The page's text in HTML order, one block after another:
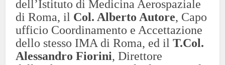
dell’Istituto di Medicina Aerospaziale
di Roma, il Col. Alberto Autore, Capo
ufficio Coordinamento e Accettazione
dello stesso IMA di Roma, ed ilT.Col.
Alessandro Fiorini, Direttore